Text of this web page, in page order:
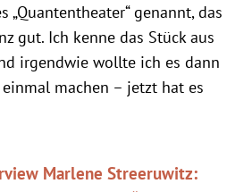
„Quantentheater“ genannt, das
gut. Ich kenne das Stück aus
irgendwie wollte ich es dann
machen – jetzt hat es
Marlene Streeruwitz: